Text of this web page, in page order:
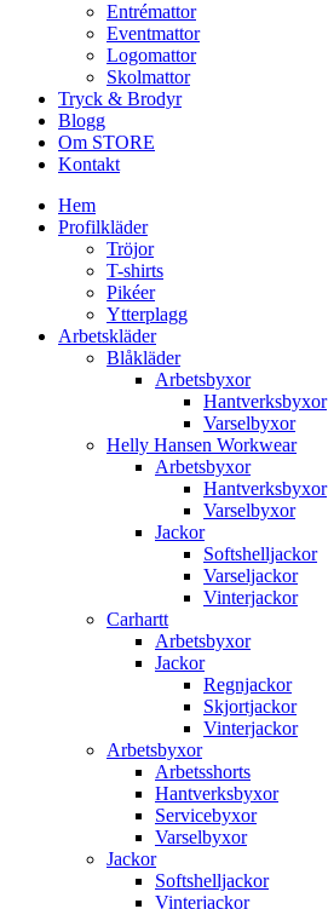
Entrémattor
Eventmattor
Logomattor
Skolmattor
Tryck & Brodyr
Blogg
Om STORE
Kontakt
Hem
Profilkläder
Tröjor
T-shirts
Pikéer
Ytterplagg
Arbetskläder
Blåkläder
Arbetsbyxor
Hantverksbyxor
Varselbyxor
Helly Hansen Workwear
Arbetsbyxor
Hantverksbyxor
Varselbyxor
Jackor
Softshelljackor
Varseljackor
Vinterjackor
Carhartt
Arbetsbyxor
Jackor
Regnjackor
Skjortjackor
Vinterjackor
Arbetsbyxor
Arbetsshorts
Hantverksbyxor
Servicebyxor
Varselbyxor
Jackor
Softshelljackor
Vinterjackor